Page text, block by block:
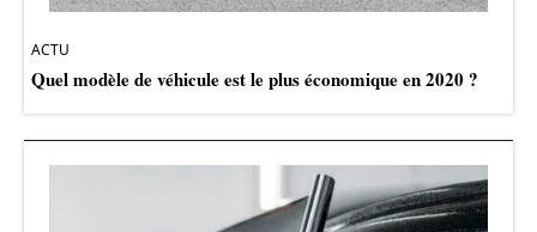
ACTU
Quel modèle de véhicule est le plus économique en 2020 ?